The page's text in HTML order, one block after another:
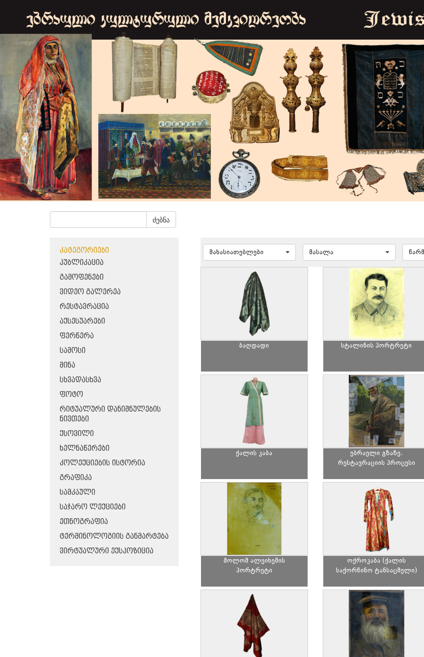
ძებნა
ᲙᲐᲢᲔᲒᲝᲠᲘᲔᲑᲘ
ᲞᲣᲑᲚᲘᲙᲐᲪᲘᲐ
ᲒᲐᲛᲝᲤᲔᲜᲔᲑᲘ
ᲕᲘᲓᲔᲝ ᲒᲐᲚᲔᲠᲔᲐ
ᲠᲔᲡᲢᲐᲕᲠᲐᲪᲘᲐ
ᲐᲥᲡᲔᲡᲣᲐᲠᲔᲑᲘ
ᲤᲔᲠᲬᲔᲠᲐ
ᲡᲐᲛᲝᲡᲘ
ᲛᲘᲜᲐ
ᲡᲮᲕᲐᲓᲐᲡᲮᲕᲐ
ᲤᲝᲢᲝ
ᲠᲘᲢᲣᲐᲚᲣᲠᲘ ᲓᲐᲜᲘᲨᲜᲣᲚᲔᲑᲘᲡ
ᲜᲘᲕᲗᲔᲑᲘ
ᲥᲡᲝᲕᲘᲚᲘ
ᲮᲔᲚᲜᲐᲬᲔᲠᲔᲑᲘ
ᲙᲝᲚᲔᲥᲪᲘᲔᲑᲘᲡ ᲘᲡᲢᲝᲠᲘᲐ
ᲒᲠᲐᲤᲘᲙᲐ
ᲡᲐᲛᲙᲐᲣᲚᲘ
ᲡᲐᲯᲐᲠᲝ ᲚᲔᲥᲪᲘᲔᲑᲘ
ᲔᲗᲜᲝᲒᲠᲐᲤᲘᲐ
ᲢᲔᲠᲛᲘᲜᲝᲚᲝᲒᲘᲘᲡ ᲒᲐᲜᲛᲐᲠᲢᲔᲑᲐ
ᲕᲘᲠᲢᲣᲐᲚᲣᲠᲘ ᲔᲥᲡᲞᲝᲖᲘᲪᲘᲐ
მახასიათებლები მასალა
ბაღდადი სტალინის პორტრეტი
ქალის კაბა
ებრაელი გზაზე.
რესტავრაციის პროცესი
შოლომ ალეიხემის
პორტრეტი
ოქროკაბა (ქალის
საქორწინო ტანსაცმელი)